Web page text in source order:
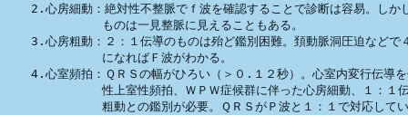
2.心房細動：絶対性不整脈でｆ波を確認することで診断は容易。しか
ものは一見整脈に見えることもある。
3.心房粗動：２：１伝導のものは殆ど鑑別困難。頚動脈洞圧迫などで
になればＦ波がわかる。
4.心室頻拍：ＱＲＳの幅がひろい（＞０.１２秒）。心室内変行伝導を
性上室性頻拍、ＷＰＷ症候群に伴った心房細動、１：１伝
粗動との鑑別が必要。ＱＲＳがＰ波と１：１で対応してい